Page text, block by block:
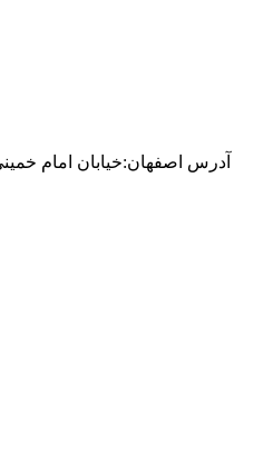
آدرس اصفهان:خیابان امام خمینی،